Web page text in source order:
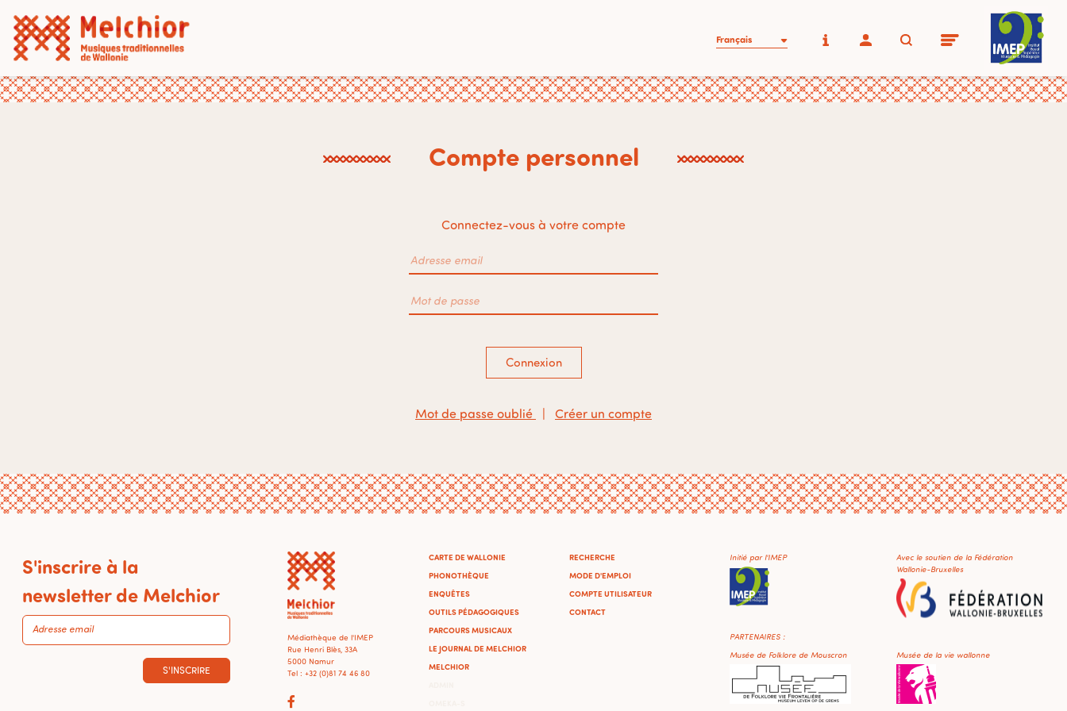
Français
Compte personnel
Connectez-vous à votre compte
Connexion
Mot de passe oublié Créer un compte
S'inscrire à la
newsletter de Melchior
S'INSCRIRE
Médiathèque de l'IMEP
Rue Henri Blès, 33A
5000 Namur
Tel : +32 (0)81 74 46 80
CARTE DE WALLONIE
PHONOTHÈQUE
ENQUÊTES
OUTILS PÉDAGOGIQUES
PARCOURS MUSICAUX
LE JOURNAL DE MELCHIOR
MELCHIOR
RECHERCHE
MODE D'EMPLOI
COMPTE UTILISATEUR
CONTACT
Initié par l'IMEP
Avec le soutien de la Fédération
Wallonie-Bruxelles
PARTENAIRES :
Musée de Folklore de Mouscron
Musée de la vie wallonne